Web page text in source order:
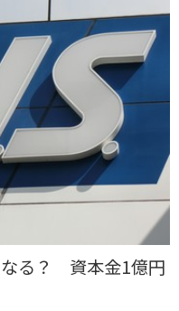
なる？ 資本金1億円